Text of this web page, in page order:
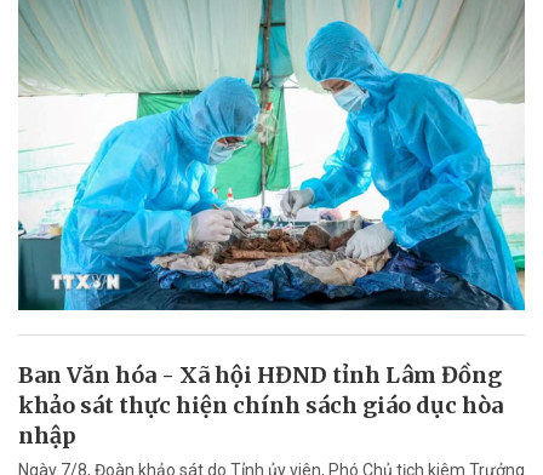
Ban Văn hóa - Xã hội HĐND tỉnh Lâm Đồng
khảo sát thực hiện chính sách giáo dục hòa
nhập
Ngày 7/8, Đoàn khảo sát do Tỉnh ủy viên, Phó Chủ tịch kiêm Trưởng